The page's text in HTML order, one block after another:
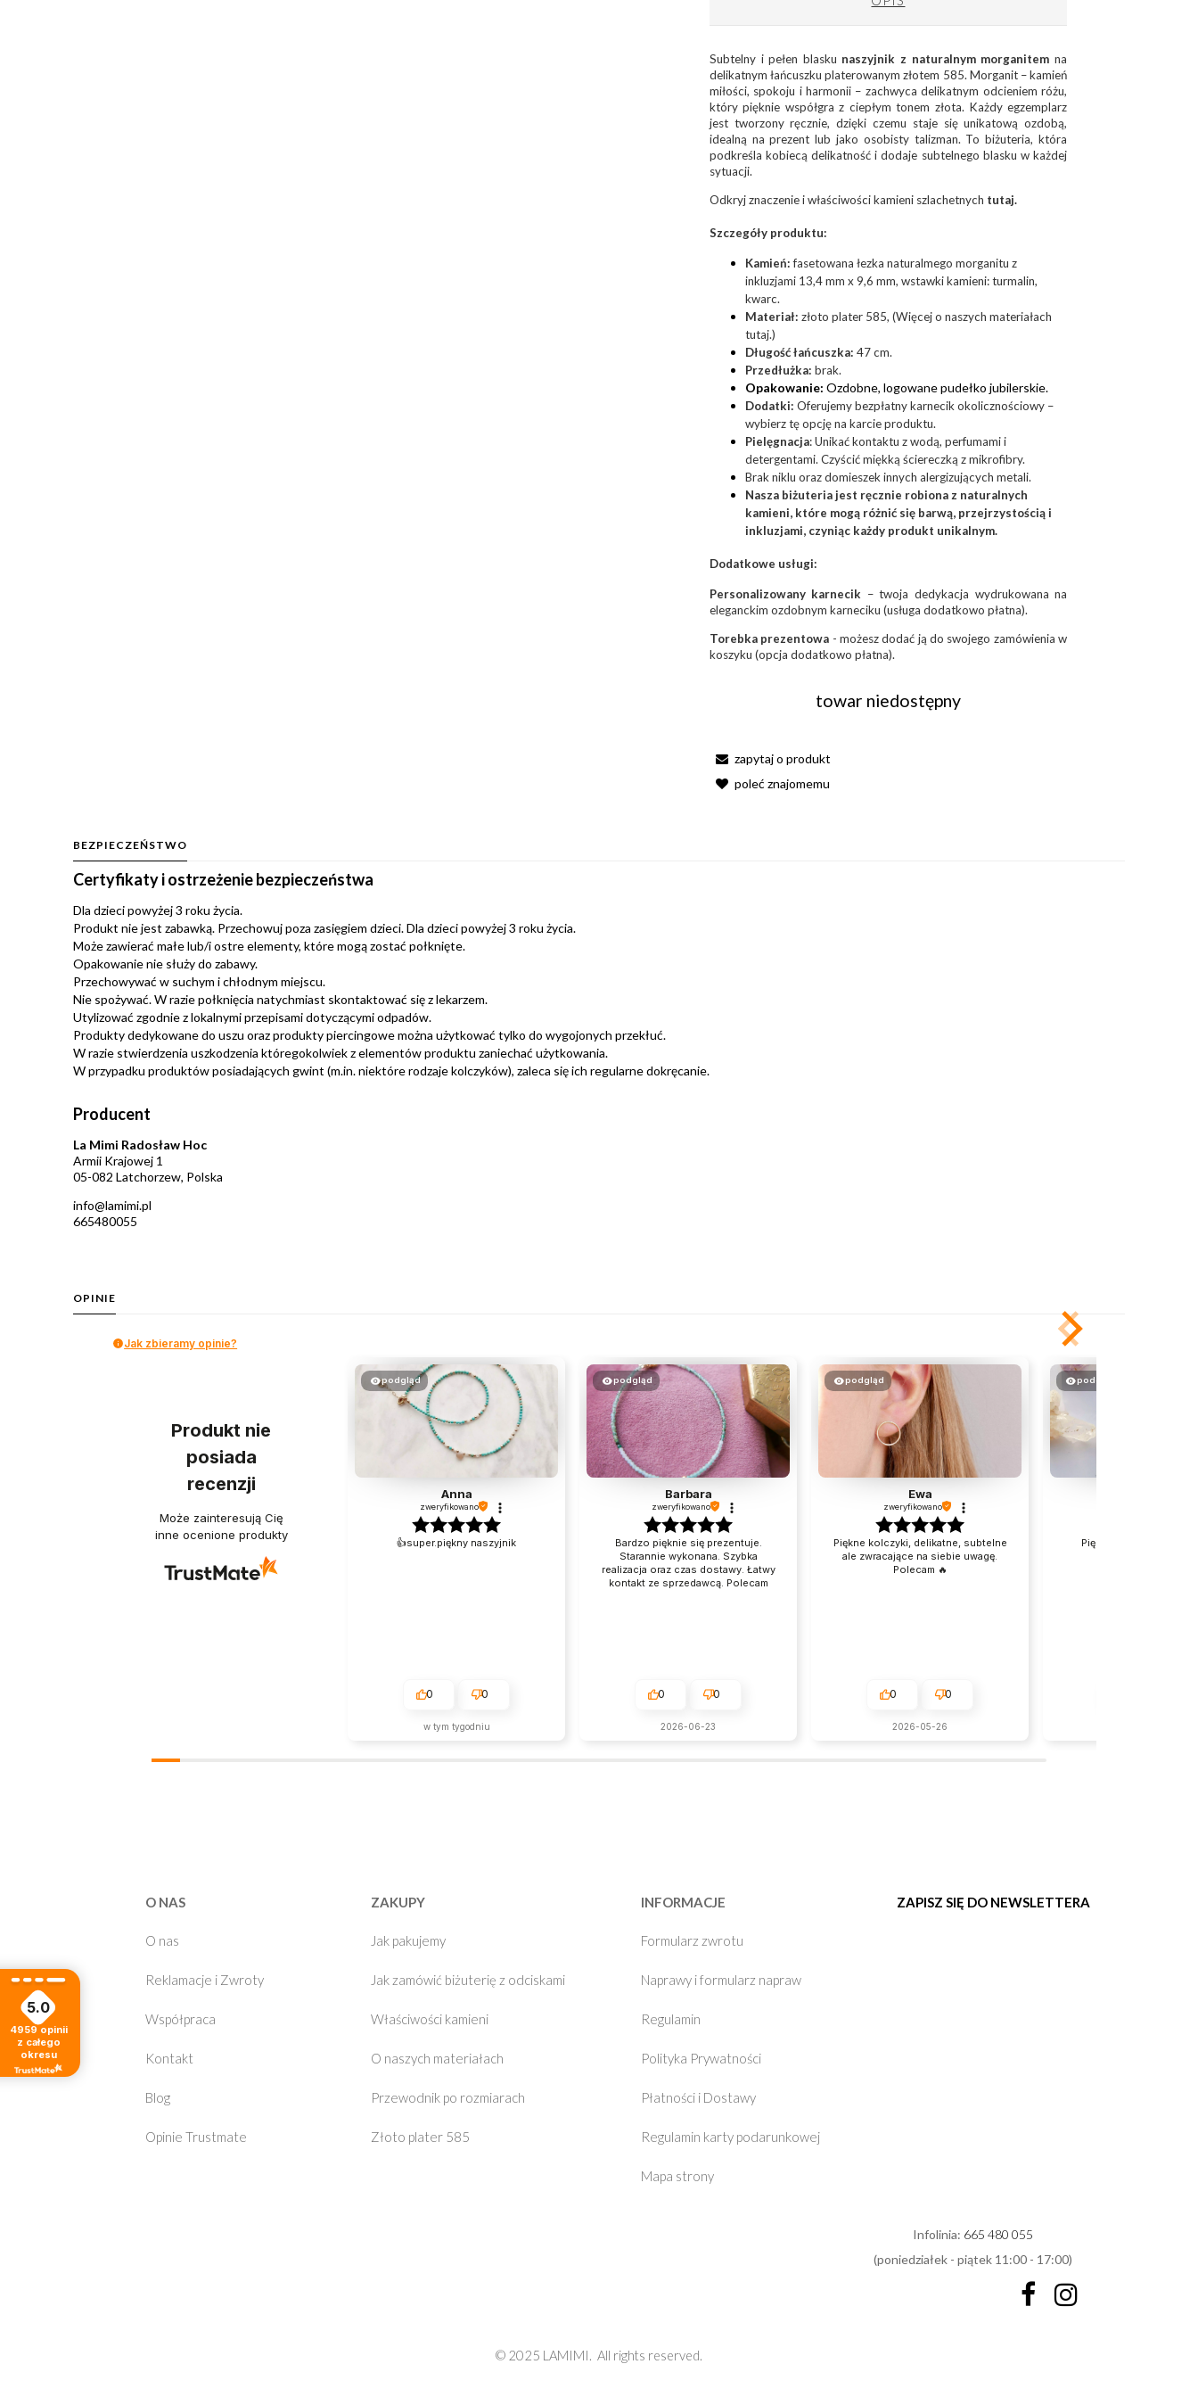
Subtelny i pełen blasku naszyjnik z naturalnym morganitem na
delikatnym łańcuszku platerowanym złotem 585. Morganit – kamień
miłości, spokoju i harmonii – zachwyca delikatnym odcieniem różu,
który pięknie współgra z ciepłym tonem złota. Każdy egzemplarz
jest tworzony ręcznie, dzięki czemu staje się unikatową ozdobą,
idealną na prezent lub jako osobisty talizman. To biżuteria, która
podkreśla kobiecą delikatność i dodaje subtelnego blasku w każdej
sytuacji.
Odkryj znaczenie i właściwości kamieni szlachetnych tutaj.
Szczegóły produktu:
Kamień:fasetowana łezka naturalmego morganitu z
inkluzjami 13,4 mm x 9,6 mm, wstawki kamieni: turmalin,
kwarc.
Materiał: złoto plater 585, (Więcej o naszych materiałach
tutaj.)
Długość łańcuszka: 47 cm.
Przedłużka: brak.
Opakowanie: Ozdobne, logowane pudełko jubilerskie.
Dodatki: Oferujemy bezpłatny karnecik okolicznościowy –
wybierz tę opcję na karcie produktu.
Pielęgnacja: Unikać kontaktu z wodą, perfumami i
detergentami. Czyścić miękką ściereczką z mikrofibry.
Brak niklu oraz domieszek innych alergizujących metali.
Nasza biżuteria jest ręcznie robiona z naturalnych
kamieni, które mogą różnić się barwą, przejrzystością i
inkluzjami, czyniąc każdy produkt unikalnym.
Dodatkowe usługi:
Personalizowany karnecik – twoja dedykacja wydrukowana na
eleganckim ozdobnym karneciku (usługa dodatkowo płatna).
Torebka prezentowa - możesz dodać ją do swojego zamówienia w
koszyku (opcja dodatkowo płatna).
towar niedostępny
zapytaj o produkt
poleć znajomemu
BEZPIECZEŃSTWO
Certyfikaty i ostrzeżenie bezpieczeństwa
Dla dzieci powyżej 3 roku życia.
Produkt nie jest zabawką. Przechowuj poza zasięgiem dzieci. Dla dzieci powyżej 3 roku życia.
Może zawierać małe lub/i ostre elementy, które mogą zostać połknięte.
Opakowanie nie służy do zabawy.
Przechowywać w suchym i chłodnym miejscu.
Nie spożywać. W razie połknięcia natychmiast skontaktować się z lekarzem.
Utylizować zgodnie z lokalnymi przepisami dotyczącymi odpadów.
Produkty dedykowane do uszu oraz produkty piercingowe można użytkować tylko do wygojonych przekłuć.
W razie stwierdzenia uszkodzenia któregokolwiek z elementów produktu zaniechać użytkowania.
W przypadku produktów posiadających gwint (m.in. niektóre rodzaje kolczyków), zaleca się ich regularne dokręcanie.
Producent
La Mimi Radosław Hoc
Armii Krajowej 1
05-082 Latchorzew, Polska
info@lamimi.pl
665480055
OPINIE
Jak zbieramy opinie?
Produkt nie
posiada
recenzji
Może zainteresują Cię
inne ocenione produkty
podgląd
Anna
zweryfikowano
👍️super.piękny naszyjnik
0 0
w tym tygodniu
podgląd
Barbara
zweryfikowano
Bardzo pięknie się prezentuje.
Starannie wykonana. Szybka
realizacja oraz czas dostawy. Łatwy
kontakt ze sprzedawcą. Polecam
0 0
2026-06-23
podgląd
Ewa
zweryfikowano
Piękne kolczyki, delikatne, subtelne
ale zwracające na siebie uwagę.
Polecam 🔥
0 0
2026-05-26
podgląd
Piękna, delikatna
O NAS
O nas
Reklamacje i Zwroty
Współpraca
Kontakt
Blog
Opinie Trustmate
ZAKUPY
Jak pakujemy
Jak zamówić biżuterię z odciskami
Właściwości kamieni
O naszych materiałach
Przewodnik po rozmiarach
Złoto plater 585
INFORMACJE
Formularz zwrotu
Naprawy i formularz napraw
Regulamin
Polityka Prywatności
Płatności i Dostawy
Regulamin karty podarunkowej
Mapa strony
ZAPISZ SIĘ DO NEWSLETTERA
Infolinia: 665 480 055
(poniedziałek - piątek 11:00 - 17:00)
© 2025 LAMIMI. All rights reserved.
5.0
4959 opinii
z całego
okresu